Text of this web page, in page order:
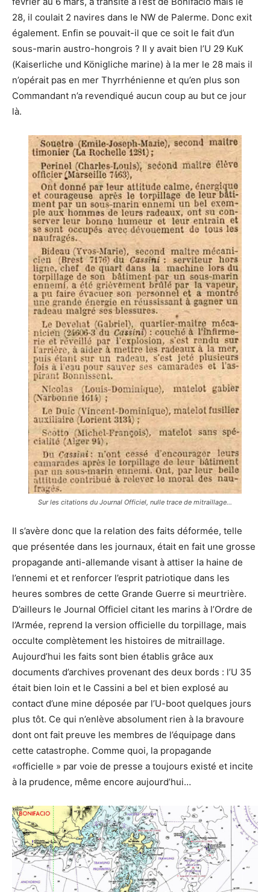
28, il coulait 2 navires dans le NW de Palerme. Donc exit
également. Enfin se pouvait-il que ce soit le fait d’un
sous-marin austro-hongrois ? Il y avait bien l’U 29 KuK
(Kaiserliche und Königliche marine) à la mer le 28 mais il
n’opérait pas en mer Thyrrhénienne et qu’en plus son
Commandant n’a revendiqué aucun coup au but ce jour
là.
Sur les citations du Journal Officiel, nulle trace de mitraillage…
Il s’avère donc que la relation des faits déformée, telle
que présentée dans les journaux, était en fait une grosse
propagande anti-allemande visant à attiser la haine de
l’ennemi et et renforcer l’esprit patriotique dans les
heures sombres de cette Grande Guerre si meurtrière.
D’ailleurs le Journal Officiel citant les marins à l’Ordre de
l’Armée, reprend la version officielle du torpillage, mais
occulte complètement les histoires de mitraillage.
Aujourd’hui les faits sont bien établis grâce aux
documents d’archives provenant des deux bords : l’U 35
était bien loin et le Cassini a bel et bien explosé au
contact d’une mine déposée par l’U-boot quelques jours
plus tôt. Ce qui n’enlève absolument rien à la bravoure
dont ont fait preuve les membres de l’équipage dans
cette catastrophe. Comme quoi, la propagande
«officielle » par voie de presse a toujours existé et incite
à la prudence, même encore aujourd’hui…